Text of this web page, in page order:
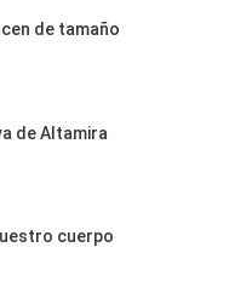
de tamaño
de Altamira
cuerpo